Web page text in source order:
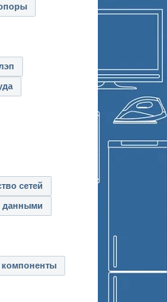
сетей
данными
компоненты